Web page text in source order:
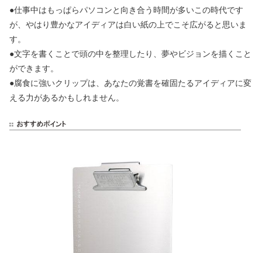
●仕事中はもっぱらパソコンと向き合う時間が多いこの時代です
が、やはり豊かなアイディアは白い紙の上でこそ広がると思いま
す。
●文字を書くことで頭の中を整理したり、夢やビジョンを描くこと
ができます。
●腐食に強いクリップは、あなたの覚書を確固たるアイディアに変
える力があるかもしれません。